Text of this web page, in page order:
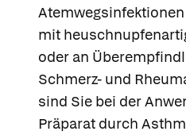
mit
oder an
Schmerz- und
sind Sie bei der
Präparat durch